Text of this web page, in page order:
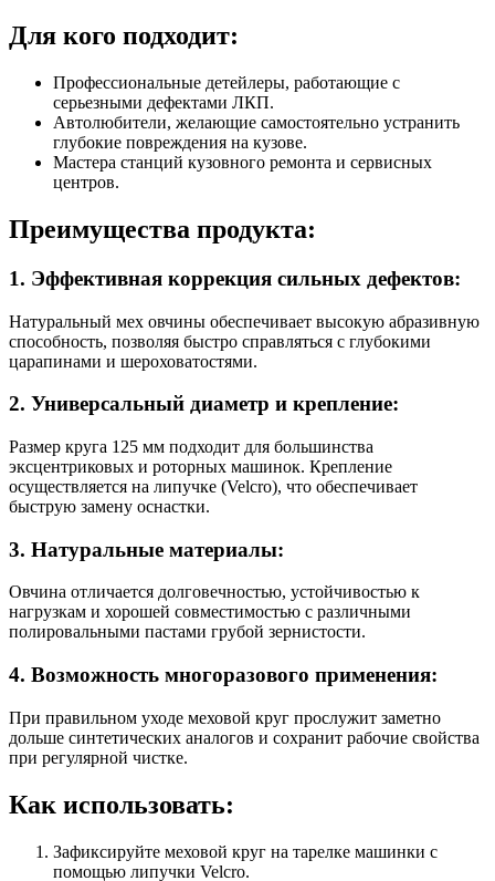
Для кого подходит:
Профессиональные детейлеры, работающие с
серьезными дефектами ЛКП.
Автолюбители, желающие самостоятельно устранить
глубокие повреждения на кузове.
Мастера станций кузовного ремонта и сервисных
центров.
Преимущества продукта:
1. Эффективная коррекция сильных дефектов:
Натуральный мех овчины обеспечивает высокую абразивную
способность, позволяя быстро справляться с глубокими
царапинами и шероховатостями.
2. Универсальный диаметр и крепление:
Размер круга 125 мм подходит для большинства
эксцентриковых и роторных машинок. Крепление
осуществляется на липучке (Velcro), что обеспечивает
быструю замену оснастки.
3. Натуральные материалы:
Овчина отличается долговечностью, устойчивостью к
нагрузкам и хорошей совместимостью с различными
полировальными пастами грубой зернистости.
4. Возможность многоразового применения:
При правильном уходе меховой круг прослужит заметно
дольше синтетических аналогов и сохранит рабочие свойства
при регулярной чистке.
Как использовать:
Зафиксируйте меховой круг на тарелке машинки с
помощью липучки Velcro.